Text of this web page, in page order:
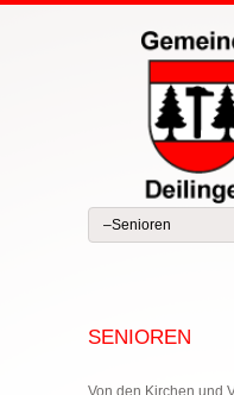
SENIOREN
Von den Kirchen und